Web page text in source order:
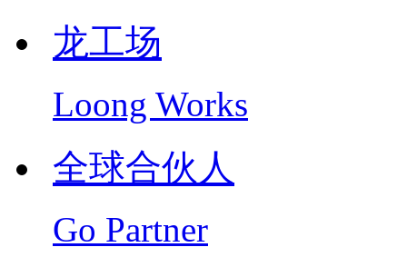
龙工场
Loong Works
全球合伙人
Go Partner